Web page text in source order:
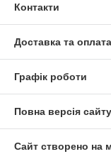
Контакти
Доставка та оплата
Графік роботи
Повна версія сайту
Сайт створено на